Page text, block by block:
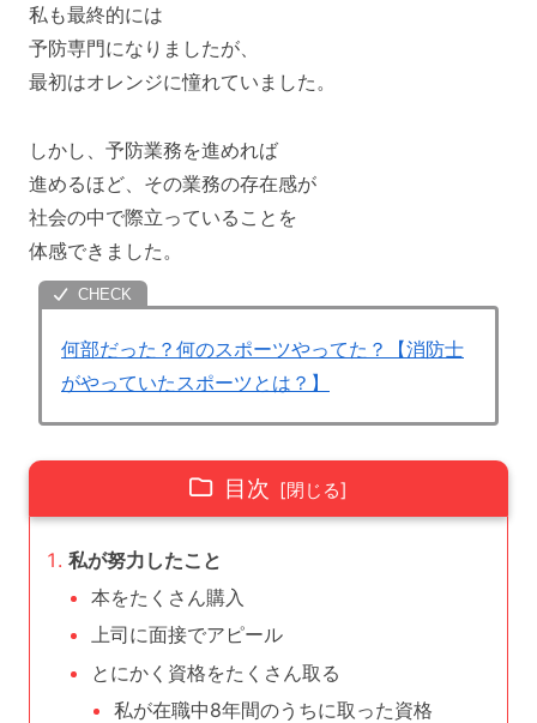
私も最終的には
予防専門になりましたが、
最初はオレンジに憧れていました。
しかし、予防業務を進めれば
進めるほど、その業務の存在感が
社会の中で際立っていることを
体感できました。
何部だった？何のスポーツやってた？【消防士
がやっていたスポーツとは？】
目次
私が努力したこと
本をたくさん購入
上司に面接でアピール
とにかく資格をたくさん取る
私が在職中8年間のうちに取った資格